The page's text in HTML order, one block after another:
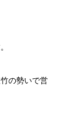
の勢いで営